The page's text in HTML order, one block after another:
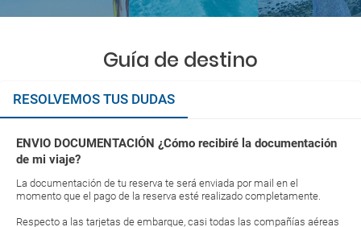
Guía de destino
RESOLVEMOS TUS DUDAS
ENVIO DOCUMENTACIÓN ¿Cómo recibiré la documentación
de mi viaje?
La documentación de tu reserva te será enviada por mail en el
momento que el pago de la reserva esté realizado completamente.
Respecto a las tarjetas de embarque, casi todas las compañías aéreas